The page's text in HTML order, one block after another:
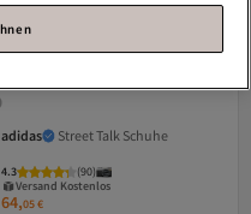
adidas Street Talk Schuhe
4.3 (90)
Versand Kostenlos
Gratis Versand
Versand Kostenlos
64,05€